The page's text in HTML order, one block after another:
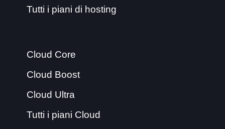
Tutti i piani di hosting
Cloud Core
Cloud Boost
Cloud Ultra
Tutti i piani Cloud